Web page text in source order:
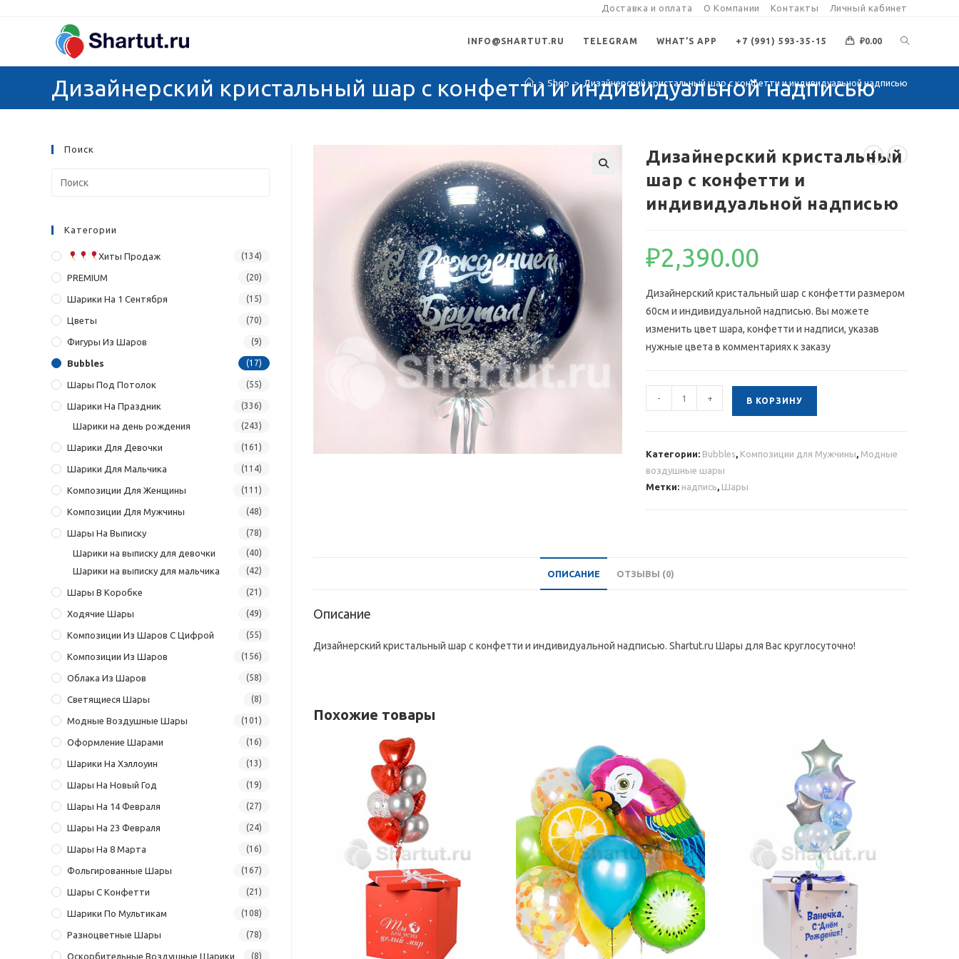
содержимому
Доставка и оплата О Компании Контакты Личный кабинет
INFO@SHARTUT.RU TELEGRAM WHAT’S APP +7 (991) 593-35-15 ₽0.00
ПОИСК
Дизайнерский кристальный шар с конфетти и индивидуальной надписью
> Shop > Дизайнерский кристальный шар с конфетти и индивидуальной надписью
Дизайнерский кристальный
шар с конфетти и
индивидуальной надписью
₽2,390.00
Дизайнерский кристальный шар с конфетти размером
60см и индивидуальной надписью. Вы можете
изменить цвет шара, конфетти и надписи, указав
нужные цвета в комментариях к заказу
Количество
товара
с
- + В КОРЗИНУ
Категории: Bubbles, Композиции для Мужчины, Модные
воздушные шары
Метки: надпись, Шары
ОПИСАНИЕ ОТЗЫВЫ (0)
Описание
Дизайнерский кристальный шар с конфетти и индивидуальной надписью. Shartut.ru Шары для Вас круглосуточно!
Похожие товары
Поиск
Категории
Хиты Продаж (134)
PREMIUM (20)
Шарики На 1 Сентября (15)
Цветы (70)
Фигуры Из Шаров (9)
Bubbles (17)
Шары Под Потолок (55)
Шарики На Праздник (336)
Шарики на день рождения (243)
Шарики Для Девочки (161)
Шарики Для Мальчика (114)
Композиции Для Женщины (111)
Композиции Для Мужчины (48)
Шары На Выписку (78)
Шарики на выписку для девочки (40)
Шарики на выписку для мальчика (42)
Шары В Коробке (21)
Ходячие Шары (49)
Композиции Из Шаров С Цифрой (55)
Композиции Из Шаров (156)
Облака Из Шаров (58)
Светящиеся Шары (8)
Модные Воздушные Шары (101)
Оформление Шарами (16)
Шарики На Хэллоуин (13)
Шары На Новый Год (19)
Шары На 14 Февраля (27)
Шары На 23 Февраля (24)
Шары На 8 Марта (16)
Фольгированные Шары (167)
Шары С Конфетти (21)
Шарики По Мультикам (108)
Разноцветные Шары (78)
Оскорбительные Воздушные Шарики (8)